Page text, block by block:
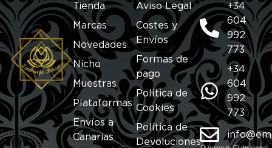
Tienda
Marcas
Novedades
Nicho
Muestras
Plataformas
Envíos a
Canarias
Aviso Legal
Costes y
Envíos
Formas de
pago
Política de
Cookies
Política de
Devoluciones
+34
604
992
773
+34
604
992
773